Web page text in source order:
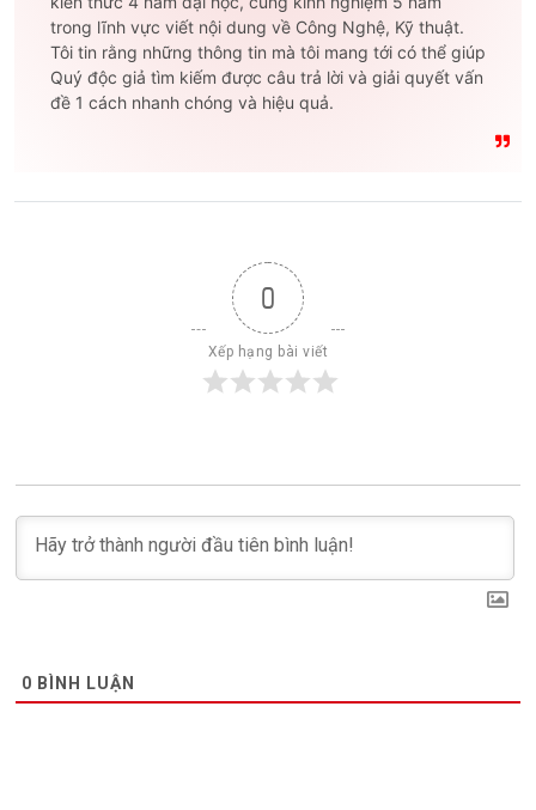
trong lĩnh vực viết nội dung về Công Nghệ, Kỹ thuật.
Tôi tin rằng những thông tin mà tôi mang tới có thể giúp
Quý độc giả tìm kiếm được câu trả lời và giải quyết vấn
đề 1 cách nhanh chóng và hiệu quả.
0
Xếp hạng bài viết
0 BÌNH LUẬN